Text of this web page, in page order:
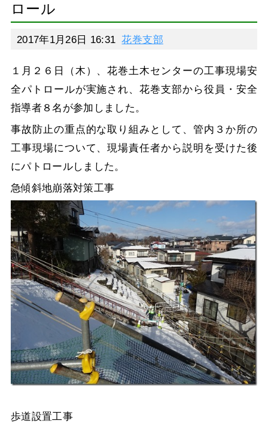
ロール
2017年1月26日 16:31 花巻支部
１月２６日（木）、花巻土木センターの工事現場安
全パトロールが実施され、花巻支部から役員・安全
指導者８名が参加しました。
事故防止の重点的な取り組みとして、管内３か所の
工事現場について、現場責任者から説明を受けた後
にパトロールしました。
急傾斜地崩落対策工事
歩道設置工事